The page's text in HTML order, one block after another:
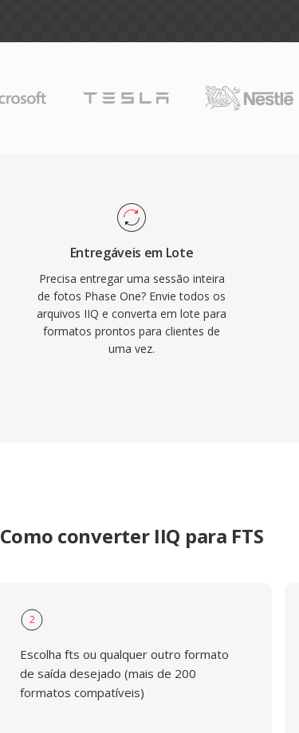
Entregáveis em Lote
Precisa entregar uma sessão inteira
de fotos Phase One? Envie todos os
arquivos IIQ e converta em lote para
formatos prontos para clientes de
uma vez.
Como converter IIQ para FTS
2
Escolha fts ou qualquer outro formato
de saída desejado (mais de 200
formatos compatíveis)